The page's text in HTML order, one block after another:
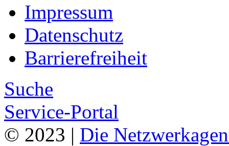
Impressum
Datenschutz
Barrierefreiheit
Suche
Service-Portal
© 2023 | Die